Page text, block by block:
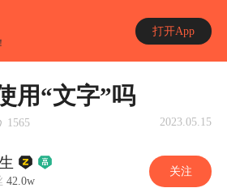
打开App
用“文字”吗
1565 2023.05.15
42.0w
关注